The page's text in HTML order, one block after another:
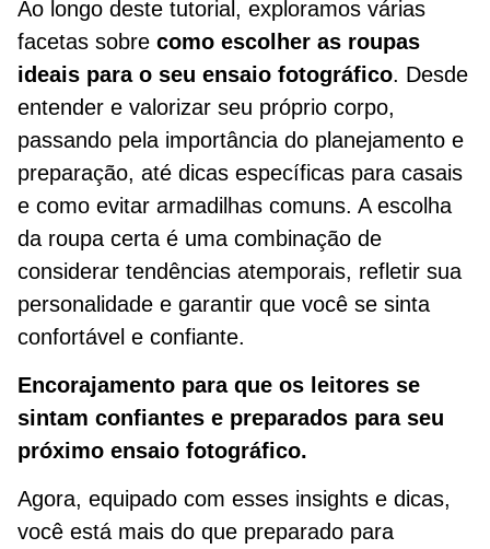
Ao longo deste tutorial, exploramos várias
facetas sobre como escolher as roupas
ideais para o seu ensaio fotográfico. Desde
entender e valorizar seu próprio corpo,
passando pela importância do planejamento e
preparação, até dicas específicas para casais
e como evitar armadilhas comuns. A escolha
da roupa certa é uma combinação de
considerar tendências atemporais, refletir sua
personalidade e garantir que você se sinta
confortável e confiante.
Encorajamento para que os leitores se
sintam confiantes e preparados para seu
próximo ensaio fotográfico.
Agora, equipado com esses insights e dicas,
você está mais do que preparado para